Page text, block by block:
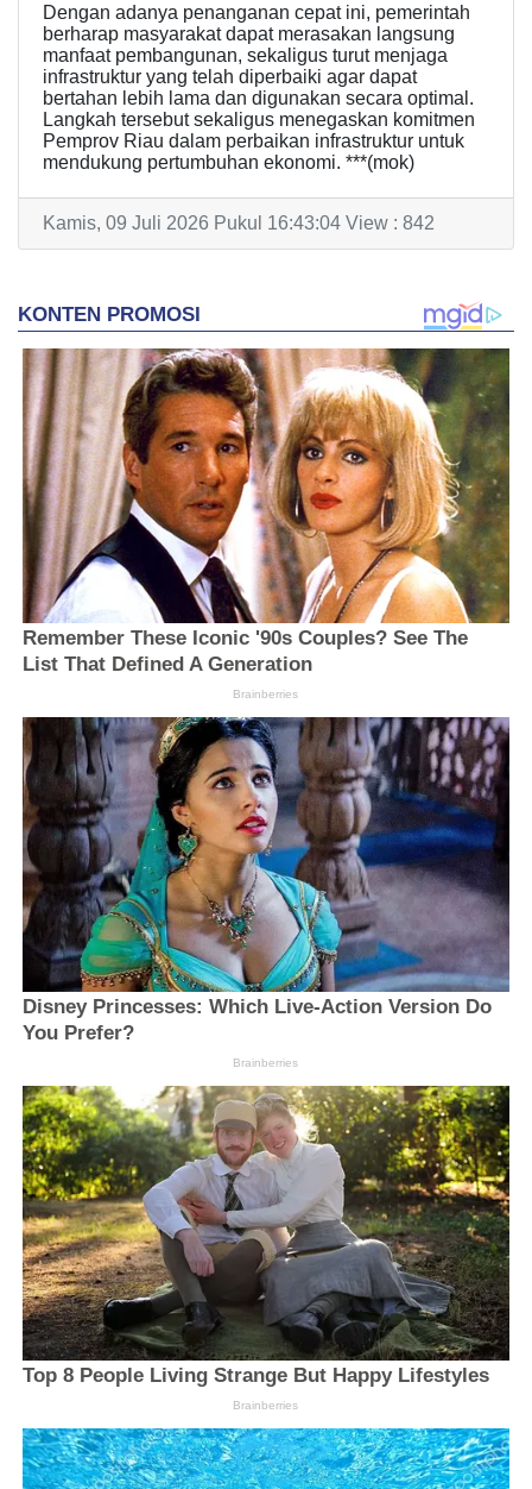
Dengan adanya penanganan cepat ini, pemerintah
berharap masyarakat dapat merasakan langsung
manfaat pembangunan, sekaligus turut menjaga
infrastruktur yang telah diperbaiki agar dapat
bertahan lebih lama dan digunakan secara optimal.
Langkah tersebut sekaligus menegaskan komitmen
Pemprov Riau dalam perbaikan infrastruktur untuk
mendukung pertumbuhan ekonomi. ***(mok)
Kamis, 09 Juli 2026 Pukul 16:43:04 View : 842